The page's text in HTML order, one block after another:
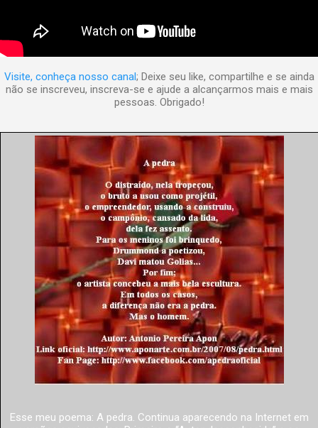
Visite, conheça nosso canal; Deixe seu like, compartilhe e se ainda
não se inscreveu, inscreva-se e ajude a alcançarmos mais e mais
pessoas. Obrigado!
Esse meu poema: A pedra. Continua aparecendo na Internet em